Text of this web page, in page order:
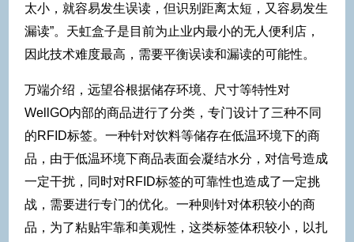
太小，就容易发生误读，但识别距离太短，又容易发生
漏读”。天虹盒子是目前为止业内最小的无人便利店，
因此技术难度最高，需要平衡误读和漏读的可能性。
万端介绍，远望谷根据储存环境、尺寸等特性对
WellGO内部的商品进行了分类，专门设计了三种不同
的RFID标签。一种针对饮料等储存在低温环境下的商
品，由于低温环境下商品表面会凝结水分，对信号造成
一定干扰，同时对RFID标签的可靠性也造成了一定挑
战，需要进行专门的优化。一种则针对体积较小的商
品，为了粘贴牢靠和美观性，这类标签体积较小，以扎